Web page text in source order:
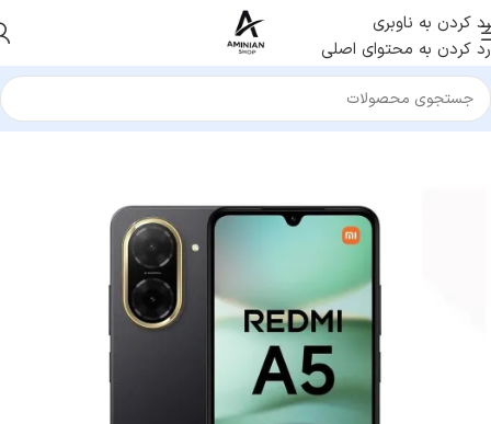
رد کردن به ناوبری
رد کردن به محتوای اصلی
خانه/موبایل